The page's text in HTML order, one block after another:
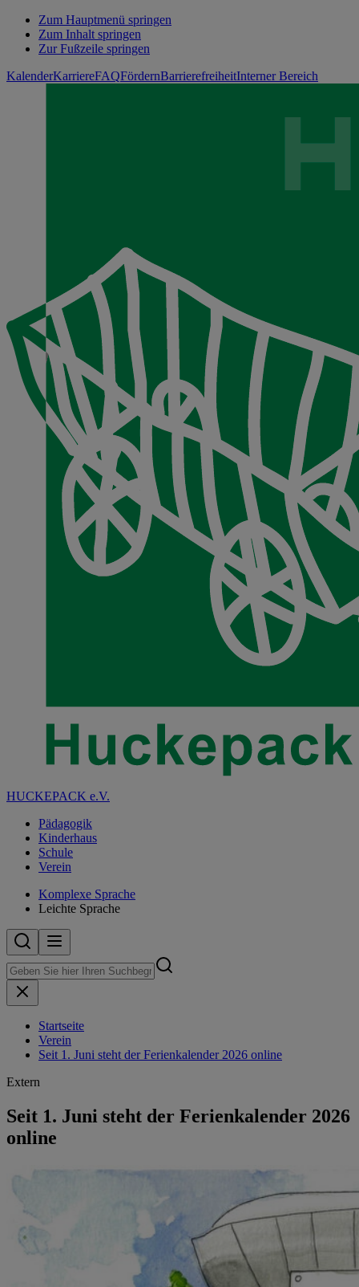
Zum Hauptmenü springen
Zum Inhalt springen
Zur Fußzeile springen
KalenderKarriereFAQFördernBarrierefreiheitInterner Bereich
HUCKEPACK e.V.
Pädagogik
Kinderhaus
Schule
Verein
Komplexe Sprache
Leichte Sprache
Startseite
Verein
Seit 1. Juni steht der Ferienkalender 2026 online
Extern
Seit 1. Juni steht der Ferienkalender 2026
online